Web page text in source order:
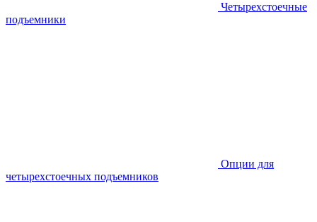
Четырехстоечные
подъемники
Опции для
четырехстоечных подъемников